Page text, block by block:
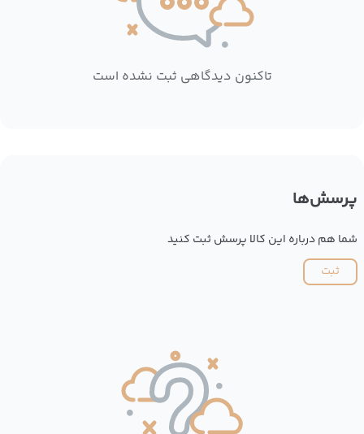
تاکنون دیدگاهی ثبت نشده است
پرسش‌ها
شما هم درباره این کالا پرسش ثبت کنید
ثبت